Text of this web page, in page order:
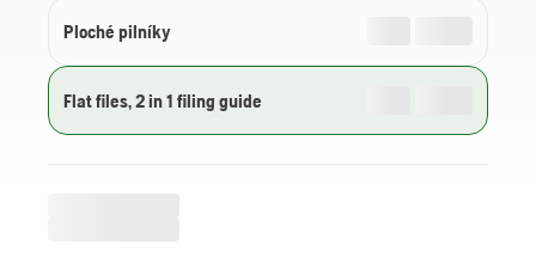
Ploché pilníky
Flat files, 2 in 1 filing guide